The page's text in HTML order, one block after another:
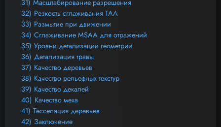
31) Масштабирование разрешения
32) Резкость сглаживания TAA
33) Размытие при движении
34) Сглаживание MSAA для отражений
35) Уровни детализации геометрии
36) Детализация травы
37) Качество деревьев
38) Качество рельефных текстур
39) Качество декалей
40) Качество меха
41) Тесселяция деревьев
42) Заключение